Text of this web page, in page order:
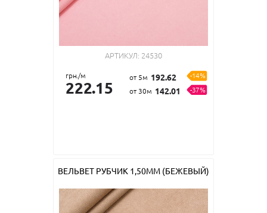
АРТИКУЛ: 24530
грн./м
222.15
от 5м 192.62
-14%
от 30м 142.01 -37%
ВЕЛЬВЕТ РУБЧИК 1,50ММ (БЕЖЕВЫЙ)